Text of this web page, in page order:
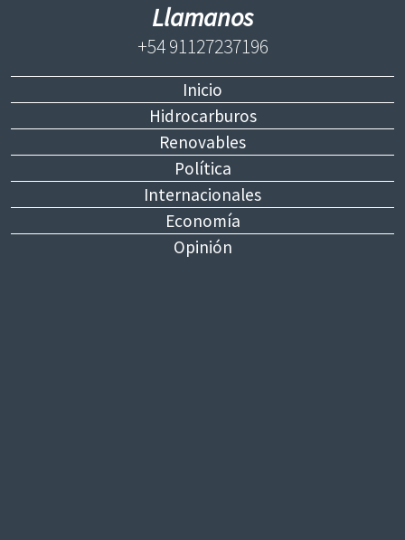
Llamanos
+54 91127237196
Inicio
Hidrocarburos
Renovables
Política
Internacionales
Economía
Opinión